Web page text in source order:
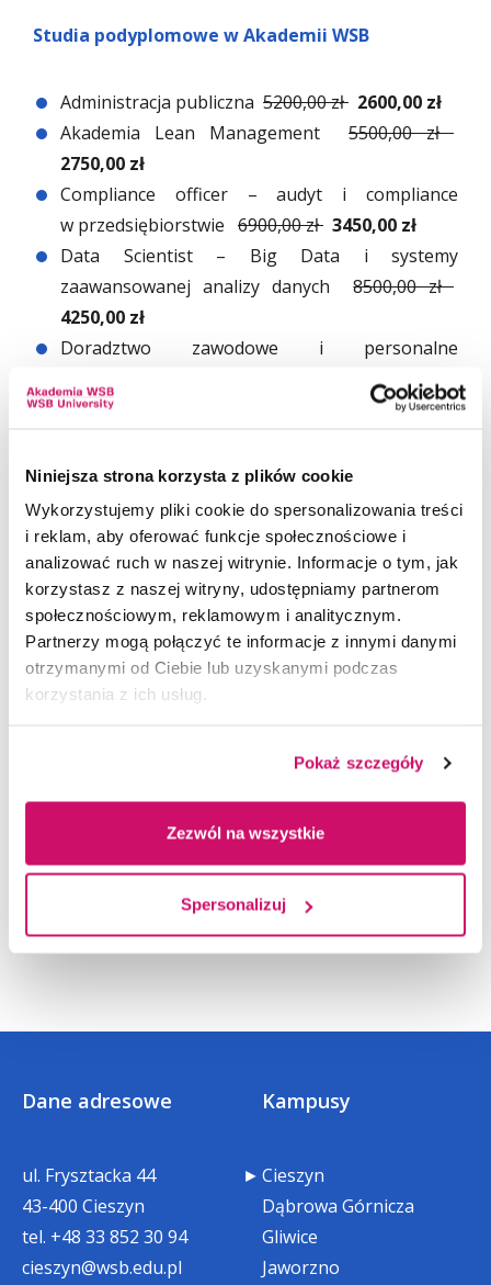
Niniejsza strona korzysta z plików cookie
Wykorzystujemy pliki cookie do spersonalizowania treści
i reklam, aby oferować funkcje społecznościowe i
analizować ruch w naszej witrynie. Informacje o tym, jak
korzystasz z naszej witryny, udostępniamy partnerom
społecznościowym, reklamowym i analitycznym.
Partnerzy mogą połączyć te informacje z innymi danymi
otrzymanymi od Ciebie lub uzyskanymi podczas
korzystania z ich usług.
Pokaż szczegóły
Zezwól na wszystkie
Spersonalizuj
Studia podyplomowe w Akademii WSB
Administracja publiczna 5200,00 zł 2600,00 zł
Akademia Lean Management 5500,00 zł
2750,00 zł
Compliance officer – audyt i compliance
w przedsiębiorstwie 6900,00 zł 3450,00 zł
Data Scientist – Big Data i systemy
zaawansowanej analizy danych8500,00 zł
4250,00 zł
Doradztwo zawodowe i personalne
2750,00 zł
Edukacja i rehabilitacja osób
pedagogów specjalnych4900,00 zł
Edukacja i rehabilitacja osób
z niepełnosprawnością intelektualną5200,00 zł
2600,00 zł
HR Business Partner6900,00 zł 3450,00 zł
Język angielski w edukacji wczesnoszkolnej
i przedszkolnej5500,00 zł 2950,00 zł
Kwalifikacyjne pedagogiczne studia
3000,00 zł
Rachunkowość i finanse5900,00 zł 2950,00 zł
Zarządzanie w oświacie5300,00 zł
Zarządzanie kapitałem ludzkim5900,00 zł
Dane adresowe
ul. Frysztacka 44
43-400 Cieszyn
tel. +48 33 852 30 94
cieszyn@wsb.edu.pl
Kampusy
Cieszyn
Dąbrowa Górnicza
Gliwice
Jaworzno